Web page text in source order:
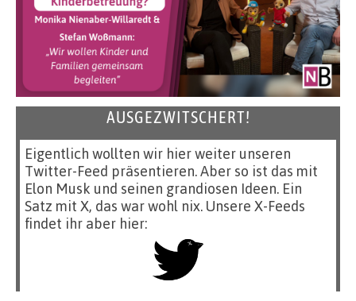
AUSGEZWITSCHERT!
Eigentlich wollten wir hier weiter unseren
Twitter-Feed präsentieren. Aber so ist das mit
Elon Musk und seinen grandiosen Ideen. Ein
Satz mit X, das war wohl nix. Unsere X-Feeds
findet ihr aber hier: